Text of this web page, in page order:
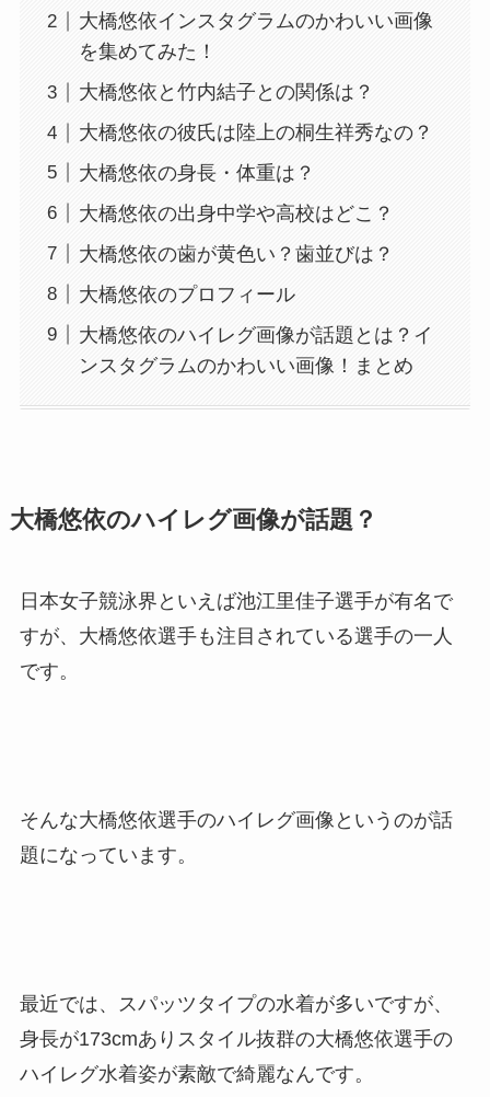
大橋悠依インスタグラムのかわいい画像
を集めてみた！
大橋悠依と竹内結子との関係は？
大橋悠依の彼氏は陸上の桐生祥秀なの？
大橋悠依の身長・体重は？
大橋悠依の出身中学や高校はどこ？
大橋悠依の歯が黄色い？歯並びは？
大橋悠依のプロフィール
大橋悠依のハイレグ画像が話題とは？イ
ンスタグラムのかわいい画像！まとめ
大橋悠依のハイレグ画像が話題？
日本女子競泳界といえば池江里佳子選手が有名で
すが、大橋悠依選手も注目されている選手の一人
です。
そんな大橋悠依選手のハイレグ画像というのが話
題になっています。
最近では、スパッツタイプの水着が多いですが、
身長が173cmありスタイル抜群の大橋悠依選手の
ハイレグ水着姿が素敵で綺麗なんです。